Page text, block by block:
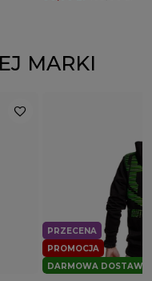
MARKI
PROMOCJA
PRZECENA
DARMOWA DOSTAWA